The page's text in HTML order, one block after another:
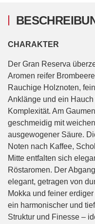
CHARAKTER
Der Gran Reserva
Aromen reifer
Rauchige Holznoten,
Anklänge und ein
Komplexität. Am
geschmeidig mit
ausgewogener Säure.
Noten nach Kaffee,
Mitte entfalten sich
Röstaromen. Der
elegant, getragen von
Mokka und feiner
ein harmonischer und
Struktur und Finesse –